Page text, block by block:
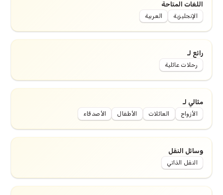
اللغات المتاحة
الإنجليزية العربية
رائع لـ
رحلات عائلية
مثالي لـ
الأزواج العائلات الأطفال الأصدقاء
وسائل النقل
النقل الذاتي